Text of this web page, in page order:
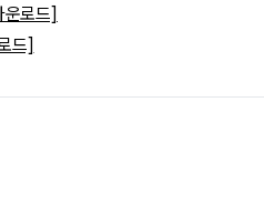
운로드]
드]